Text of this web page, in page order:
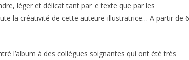
léger et délicat tant par le texte que par les
la créativité de cette auteure-illustratrice… A partir de 6
l’album à des collègues soignantes qui ont été très